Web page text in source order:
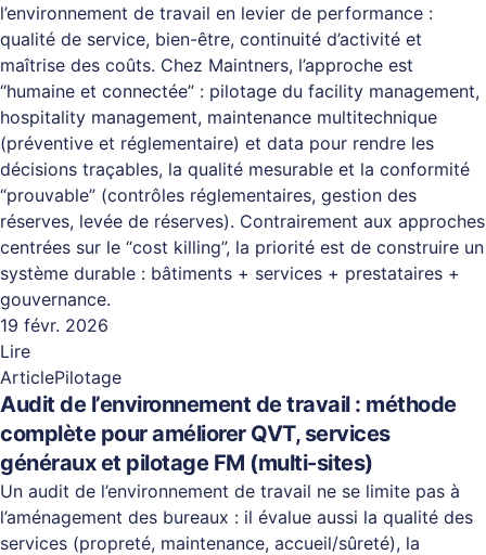
l’environnement de travail en levier de performance :
qualité de service, bien-être, continuité d’activité et
maîtrise des coûts. Chez Maintners, l’approche est
“humaine et connectée” : pilotage du facility management,
hospitality management, maintenance multitechnique
(préventive et réglementaire) et data pour rendre les
décisions traçables, la qualité mesurable et la conformité
“prouvable” (contrôles réglementaires, gestion des
réserves, levée de réserves). Contrairement aux approches
centrées sur le “cost killing”, la priorité est de construire un
système durable : bâtiments + services + prestataires +
gouvernance.
19 févr. 2026
Lire
ArticlePilotage
Audit de l’environnement de travail : méthode
complète pour améliorer QVT, services
généraux et pilotage FM (multi-sites)
Un audit de l’environnement de travail ne se limite pas à
l’aménagement des bureaux : il évalue aussi la qualité des
services (propreté, maintenance, accueil/sûreté), la